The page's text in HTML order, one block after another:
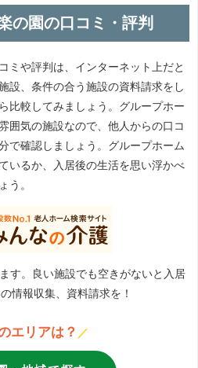
の園の口コミ・評判
ミや評判は、インターネット上だと
設、条件の合う施設の資料請求をし
比較してみましょう。グループホー
囲気の施設なので、他人からの口コ
で確認しましょう。グループホーム
いるか、入居後の生活を思い浮かべ
う。
す。良い施設でも空きがないと入居
情報収集、資料請求を！
エリアは？ ／